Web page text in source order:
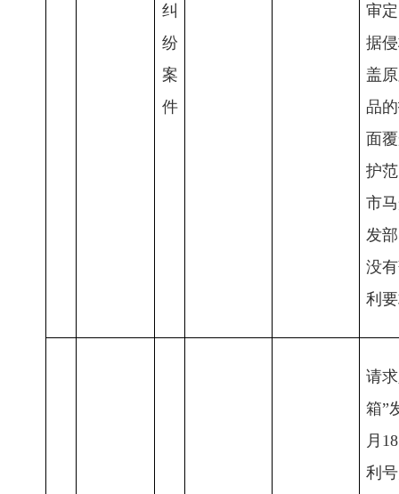
纠
纷
案
件
审
据
盖
品
面
护
市
发
没
利
请
箱”
月
利